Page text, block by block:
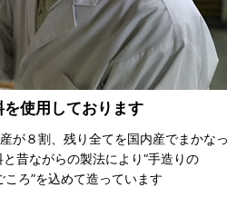
使用しております
が８割、残り全てを国内産でまかなっ
昔ながらの製法により“手造りの
ころ”を込めて造っています